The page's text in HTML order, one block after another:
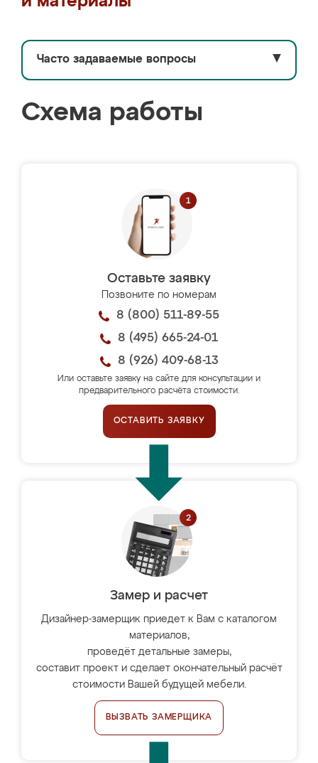
Часто задаваемые вопросы ▼
Схема работы
Оставьте заявку
Позвоните по номерам
8 (800) 511-89-55
8 (495) 665-24-01
8 (926) 409-68-13
Или оставьте заявку на сайте для консультации и
предварительного расчёта стоимости.
ОСТАВИТЬ ЗАЯВКУ
Замер и расчет
Дизайнер-замерщик приедет к Вам с каталогом
материалов,
проведёт детальные замеры,
составит проект и сделает окончательный расчёт
стоимости Вашей будущей мебели.
ВЫЗВАТЬ ЗАМЕРЩИКА